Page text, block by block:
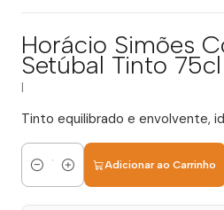
Horácio Simões
Setúbal Tinto 75cl
Tinto equilibrado e envolvente,
Quantidade
Adicionar ao Carrinho